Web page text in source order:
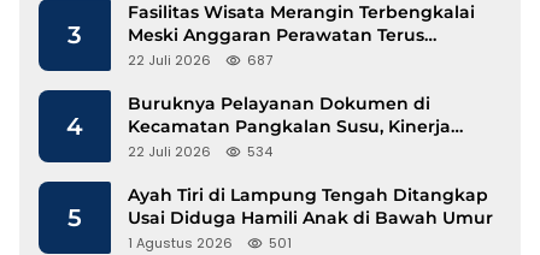
3
Fasilitas Wisata Merangin Terbengkalai
Meski Anggaran Perawatan Terus
Mengalir
22 Juli 2026 687
4
Buruknya Pelayanan Dokumen di
Kecamatan Pangkalan Susu, Kinerja
Disdukcapil Langkat Disorot
22 Juli 2026 534
5
Ayah Tiri di Lampung Tengah Ditangkap
Usai Diduga Hamili Anak di Bawah Umur
1 Agustus 2026 501